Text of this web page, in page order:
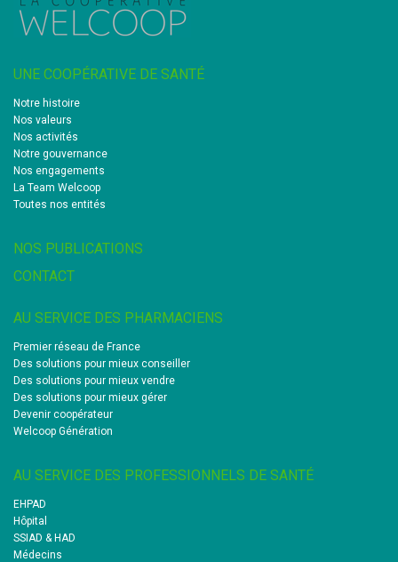
UNE COOPÉRATIVE DE SANTÉ
Notre histoire
Nos valeurs
Nos activités
Notre gouvernance
Nos engagements
La Team Welcoop
Toutes nos entités
NOS PUBLICATIONS
CONTACT
AU SERVICE DES PHARMACIENS
Premier réseau de France
Des solutions pour mieux conseiller
Des solutions pour mieux vendre
Des solutions pour mieux gérer
Devenir coopérateur
Welcoop Génération
AU SERVICE DES PROFESSIONNELS DE SANTÉ
EHPAD
Hôpital
SSIAD & HAD
Médecins